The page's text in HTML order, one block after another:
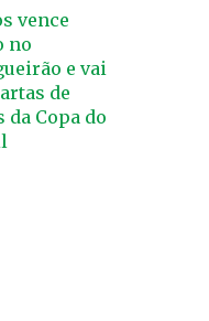
vence
no
e vai
de
da Copa do